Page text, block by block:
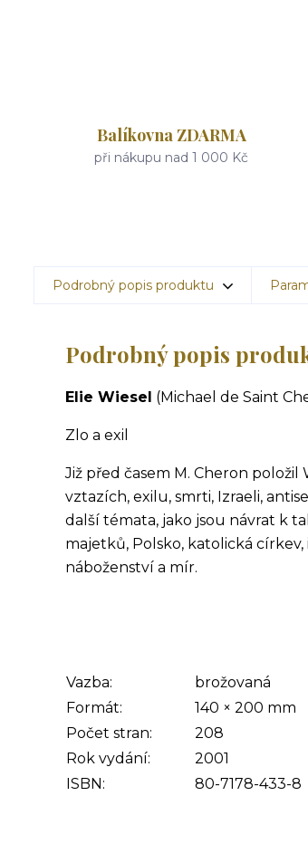
Balíkovna ZDARMA
při nákupu nad 1 000 Kč
Podrobný popis produktu
Podrobný popis
Elie Wiesel (Michael de Saint
Zlo a exil
Již před časem M. Cheron
vztazích, exilu, smrti, Izraeli,
další témata, jako jsou návrat k
majetků, Polsko, katolická
náboženství a mír.
Vazba:
brožovaná
Formát:
140 × 200 mm
Počet stran:
208
Rok vydání:
2001
ISBN:
80-7178-433-8